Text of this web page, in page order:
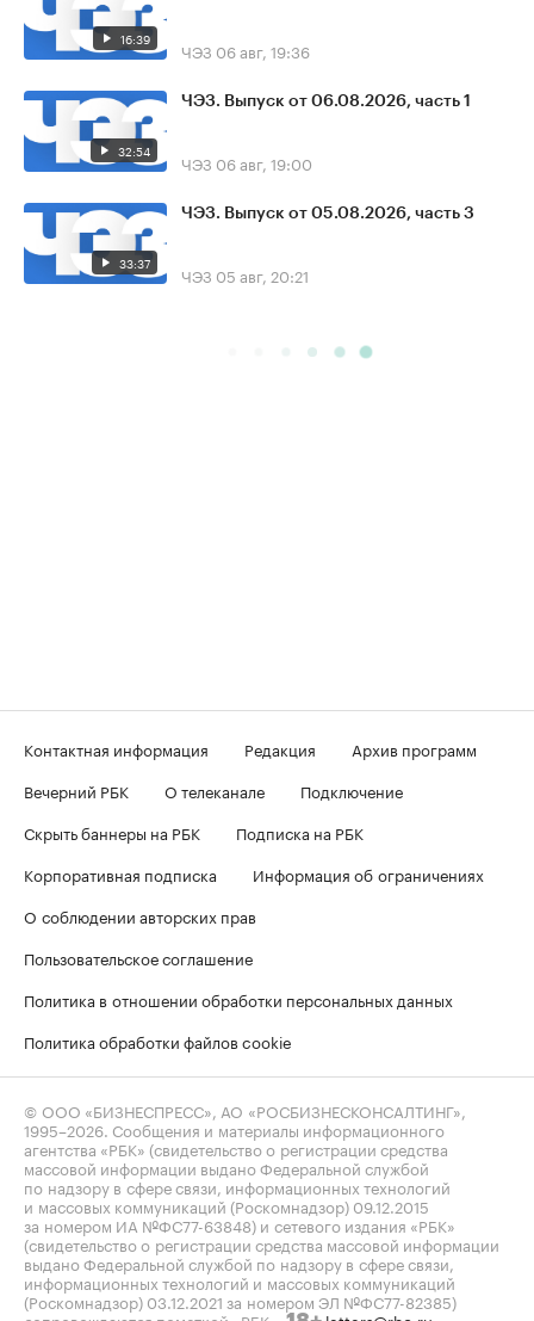
16:39 ЧЭЗ 06 авг, 19:36
32:54
ЧЭЗ. Выпуск от 06.08.2026, часть 1
ЧЭЗ 06 авг, 19:00
33:37
ЧЭЗ. Выпуск от 05.08.2026, часть 3
ЧЭЗ 05 авг, 20:21
Контактная информация Редакция
Архив программ
Вечерний РБК
О телеканале
Подключение
Скрыть баннеры на РБК
Подписка на РБК
Корпоративная подписка
Информация об ограничениях
О соблюдении авторских прав
Пользовательское соглашение
Политика в отношении обработки персональных данных
Политика обработки файлов cookie
© ООО «БИЗНЕСПРЕСС», АО «РОСБИЗНЕСКОНСАЛТИНГ»,
1995–2026 . Сообщения и материалы информационного
агентства «РБК» (свидетельство о регистрации средства
массовой информации выдано Федеральной службой
по надзору в сфере связи, информационных технологий
и массовых коммуникаций (Роскомнадзор) 09.12.2015
за номером ИА №ФС77-63848) и сетевого издания «РБК»
(свидетельство о регистрации средства массовой информации
выдано Федеральной службой по надзору в сфере связи,
информационных технологий и массовых коммуникаций
(Роскомнадзор) 03.12.2021 за номером ЭЛ №ФС77-82385)